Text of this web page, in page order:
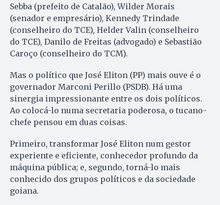
Sebba (prefeito de Catalão), Wilder Morais
(senador e empresário), Kennedy Trindade
(conselheiro do TCE), Helder Valin (conselheiro
do TCE), Danilo de Freitas (advogado) e Sebastião
Caroço (conselheiro do TCM).
Mas o político que José Eliton (PP) mais ouve é o
governador Marconi Perillo (PSDB). Há uma
sinergia impressionante entre os dois políticos.
Ao colocá-lo numa secretaria poderosa, o tucano-
chefe pensou em duas coisas.
Primeiro, transformar José Eliton num gestor
experiente e eficiente, conhecedor profundo da
máquina pública; e, segundo, torná-lo mais
conhecido dos grupos políticos e da sociedade
goiana.